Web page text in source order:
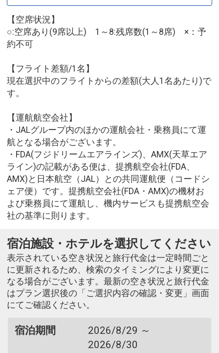
【空席状況】
○:空席あり(9席以上) 1～8:残席数(1～8席) ×：予
約不可
【フライト差額/1名】
現在選択中のフライトからの差額(大人1名あたり)で
す。
【運航航空会社】
・JALグループ内のほかの運航会社・乗務員にて運
航となる場合がございます。
・FDA(フジドリームエアラインズ)、AMX(天草エア
ライン)の記載がある便は、提携航空会社(FDA、
AMX)と日本航空（JAL）との共同運航便（コードシ
ェア便）です。提携航空会社(FDA・AMX)の機材お
よび乗務員にて運航し、機内サービスも提携航空会
社の基準に則ります。
宿泊施設・ホテルを選択してください
表示されている空き状況と旅行代金は一定時間ごと
に更新されるため、検索のタイミングにより変更に
なる場合がございます。最新の空き状況と旅行代金
はプラン選択後の「ご選択内容の確認・変更」画面
にてご確認ください。
宿泊期間
2026/8/29 ～
2026/8/30